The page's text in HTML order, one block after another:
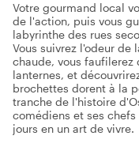
Votre gourmand local
de l'action, puis vous
labyrinthe des rues
Vous suivrez l'odeur
chaude, vous faufilerez
lanternes, et
brochettes dorent à la
tranche de l'histoire
comédiens et ses
jours en un art de vivre.